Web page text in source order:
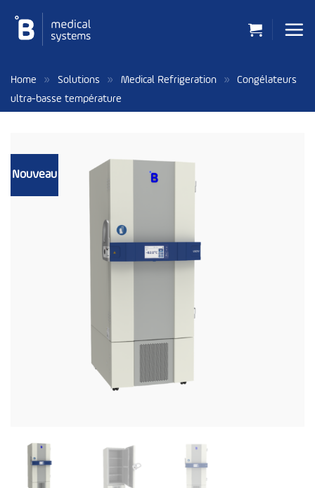
contenu
Home » Solutions » Medical Refrigeration »
Congélateurs
ultra-basse température
Nouveau